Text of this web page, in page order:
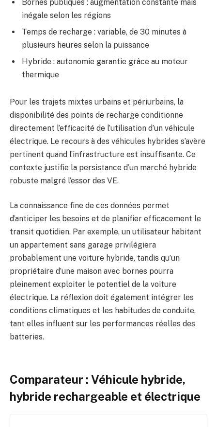
Bornes publiques : augmentation constante mais
inégale selon les régions
Temps de recharge : variable, de 30 minutes à
plusieurs heures selon la puissance
Hybride : autonomie garantie grâce au moteur
thermique
Pour les trajets mixtes urbains et périurbains, la
disponibilité des points de recharge conditionne
directement l’efficacité de l’utilisation d’un véhicule
électrique. Le recours à des véhicules hybrides s’avère
pertinent quand l’infrastructure est insuffisante. Ce
contexte justifie la persistance d’un marché hybride
robuste malgré l’essor des VE.
La connaissance fine de ces données permet
d’anticiper les besoins et de planifier efficacement le
transit quotidien. Par exemple, un utilisateur habitant
un appartement sans garage privilégiera
probablement une voiture hybride, tandis qu’un
propriétaire d’une maison avec bornes pourra
pleinement exploiter le potentiel de la voiture
électrique. La réflexion doit également intégrer les
conditions climatiques et les habitudes de conduite,
tant elles influent sur les performances réelles des
batteries.
Comparateur : Véhicule hybride,
hybride rechargeable et électrique